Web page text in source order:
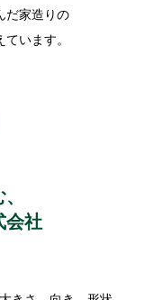
だ家造りの
います。
会社